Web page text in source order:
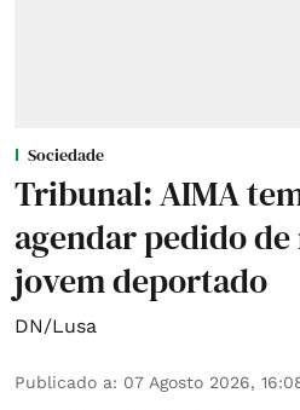
Sociedade
Tribunal: AIMA
agendar pedido
jovem deportado
DN/Lusa
Publicado a: 07 Agosto 2026,